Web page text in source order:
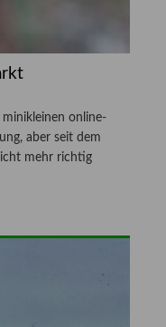
minikleinen online-
aber seit dem
mehr richtig